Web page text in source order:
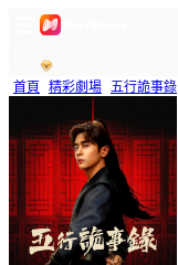
首頁 精彩劇場 五行詭事錄